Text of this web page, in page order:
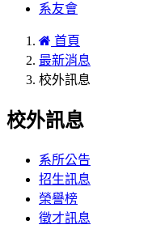
系友會
首頁
最新消息
校外訊息
校外訊息
系所公告
招生訊息
榮譽榜
徵才訊息